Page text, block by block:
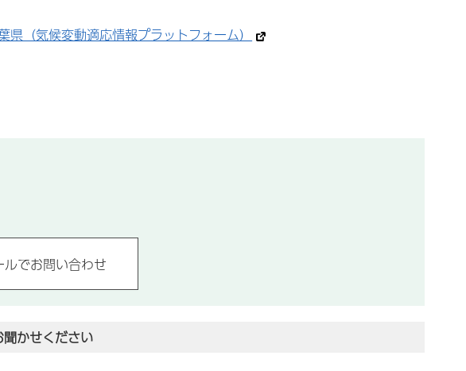
（気候変動適応情報プラットフォーム）
かせください